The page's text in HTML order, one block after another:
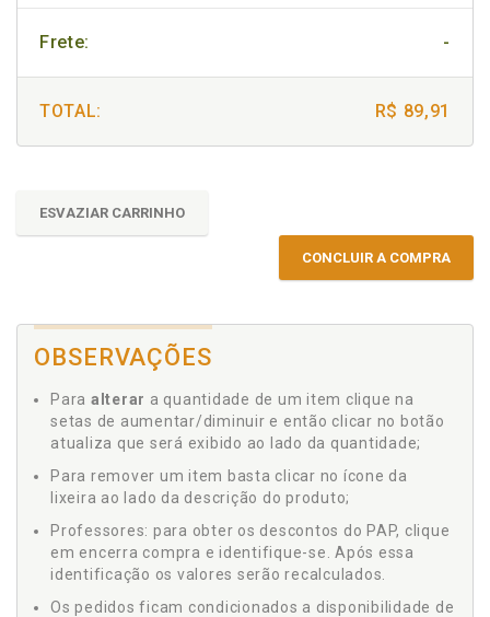
Frete: -
TOTAL: R$ 89,91
ESVAZIAR CARRINHO
CONCLUIR A COMPRA
OBSERVAÇÕES
Para alterar a quantidade de um item clique na
setas de aumentar/diminuir e então clicar no botão
atualiza que será exibido ao lado da quantidade;
Para remover um item basta clicar no ícone da
lixeira ao lado da descrição do produto;
Professores: para obter os descontos do PAP, clique
em encerra compra e identifique-se. Após essa
identificação os valores serão recalculados.
Os pedidos ficam condicionados a disponibilidade de